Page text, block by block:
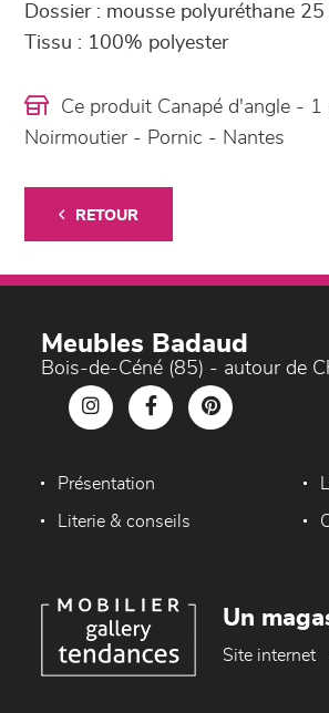
Dossier : mousse polyuréthane
Tissu : 100% polyester
Ce produit Canapé d'angle -
Noirmoutier - Pornic - Nantes
RETOUR
Meubles Badaud
Bois-de-Céné (85) - autour de
Présentation
Literie & conseils
Un
Site internet